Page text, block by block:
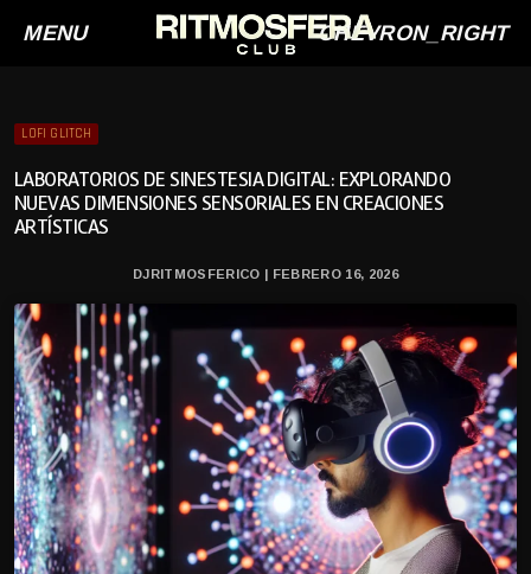
MENU CHEVRON_RIGHT
LOFI GLITCH
LABORATORIOS DE SINESTESIA DIGITAL: EXPLORANDO
NUEVAS DIMENSIONES SENSORIALES EN CREACIONES
ARTÍSTICAS
DJRITMOSFERICO | FEBRERO 16, 2026